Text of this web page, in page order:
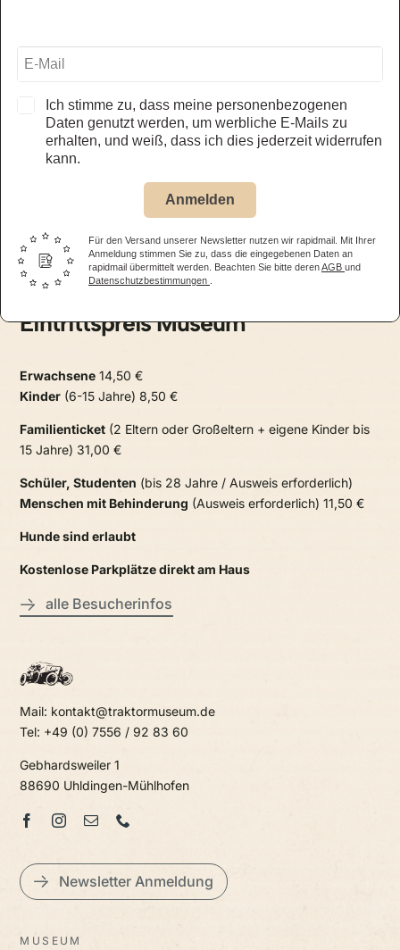
01.05. – 31.10.2026
täglich, 09.30 – 17.30 Uhr
alle Öffnungszeiten – Museum
alle Öffnungszeiten – Restaurant
Eintrittspreis Museum
Erwachsene 14,50 €
Kinder (6-15 Jahre) 8,50 €
Familienticket (2 Eltern oder Großeltern + eigene Kinder bis
15 Jahre) 31,00 €
Schüler, Studenten (bis 28 Jahre / Ausweis erforderlich)
Menschen mit Behinderung (Ausweis erforderlich) 11,50 €
Hunde sind erlaubt
Kostenlose Parkplätze direkt am Haus
alle Besucherinfos
Mail: kontakt@traktormuseum.de
Tel: +49 (0) 7556 / 92 83 60
Gebhardsweiler 1
88690 Uhldingen-Mühlhofen
Newsletter Anmeldung
MUSEUM
Ich stimme zu, dass meine personenbezogenen
Daten genutzt werden, um werbliche E-Mails zu
erhalten, und weiß, dass ich dies jederzeit widerrufen
kann.
Anmelden
Für den Versand unserer Newsletter nutzen wir rapidmail. Mit Ihrer
Anmeldung stimmen Sie zu, dass die eingegebenen Daten an
rapidmail übermittelt werden. Beachten Sie bitte derenAGB und
Datenschutzbestimmungen